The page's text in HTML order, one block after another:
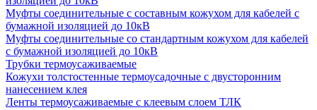
Муфты соединительные с составным кожухом для кабелей с
бумажной изоляцией до 10кВ
Муфты соединительные со стандартным кожухом для кабелей
с бумажной изоляцией до 10кВ
Трубки термоусаживаемые
Кожухи толстостенные термоусадочные с двусторонним
нанесением клея
Ленты термоусаживаемые с клеевым слоем ТЛК